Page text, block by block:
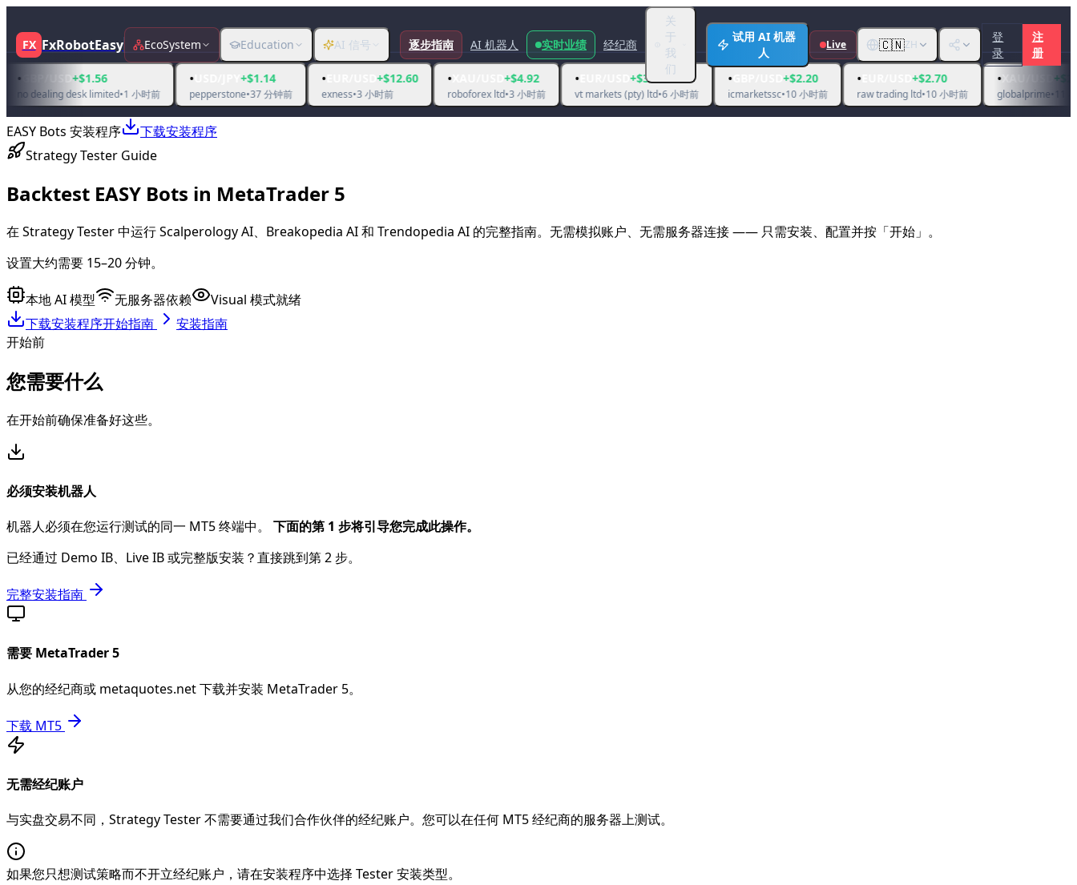
FX FxRobotEasy EcoSystem Education AI 信号 逐步指南 AI 机器人 实时业绩 经纪商
关
于
我
们
试用 AI 机器
人
Live 🇨🇳ZH
登
录
注
册
+$1.56
desk limited•1 小时前
+$1.14
pepperstone 37 分钟前
•EUR/USD +$12.60
exness• 3 小时前
•XAU/USD +$4.92
roboforex ltd 3 小时前
•EUR/USD +$3.60
vt markets (pty) ltd•6 小时前
•GBP/USD +$2.20
icmarketssc 10 小时前
•EUR/USD +$2.70
raw trading ltd•10 小时前
•XAU/USD +$23.13
globalprime 11 小时前
💰
EASY Bots 安装程序
下载安装程序
Strategy Tester Guide
Backtest EASY Bots in MetaTrader 5
在 Strategy Tester 中运行 Scalperology AI、Breakopedia AI 和 Trendopedia AI 的完整指南。无需模拟账户、无需服务器连接 —— 只需安装、配置并按「开始」。
设置大约需要 15–20 分钟。
本地 AI 模型 无服务器依赖
Visual 模式就绪
下载安装程序开始指南
安装指南
开始前
您需要什么
在开始前确保准备好这些。
必须安装机器人
机器人必须在您运行测试的同一 MT5 终端中。
下面的第 1 步将引导您完成此操作。
已经通过 Demo IB、Live IB 或完整版安装？直接跳到第 2 步。
完整安装指南
需要 MetaTrader 5
从您的经纪商或 metaquotes.net 下载并安装 MetaTrader 5。
下载 MT5
无需经纪账户
与实盘交易不同，Strategy Tester 不需要通过我们合作伙伴的经纪账户。您可以在任何 MT5 经纪商的服务器上测试。
如果您只想测试策略而不开立经纪账户，请在安装程序中选择 Tester 安装类型。